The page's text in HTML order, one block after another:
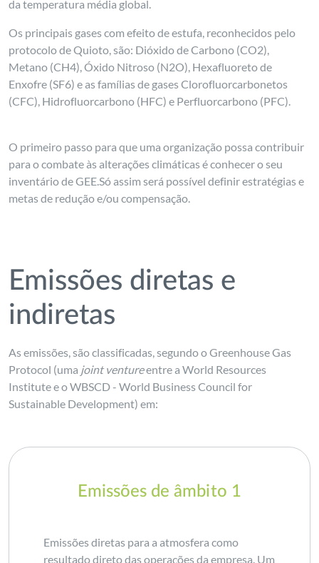
da temperatura média global.
Os principais gases com efeito de estufa, reconhecidos pelo
protocolo de Quioto, são: Dióxido de Carbono (CO2),
Metano (CH4), Óxido Nitroso (N2O), Hexafluoreto de
Enxofre (SF6) e as famílias de gasesClorofluorcarbonetos
(CFC), Hidrofluorcarbono (HFC) e Perfluorcarbono (PFC).
O primeiro passo para que uma organização possa contribuir
para o combate às alterações climáticas é conhecer o seu
inventário de GEE.Só assim será possível definir estratégias e
metas de redução e/ou compensação.
Emissões diretas e
indiretas
As emissões, são classificadas, segundo o Greenhouse Gas
Protocol (uma joint ventureentre a World Resources
Institute e o WBSCD - World Business Council for
Sustainable Development) em:
Emissões de âmbito 1
Emissões diretas para a atmosfera como
resultado direto das operações da empresa. Um